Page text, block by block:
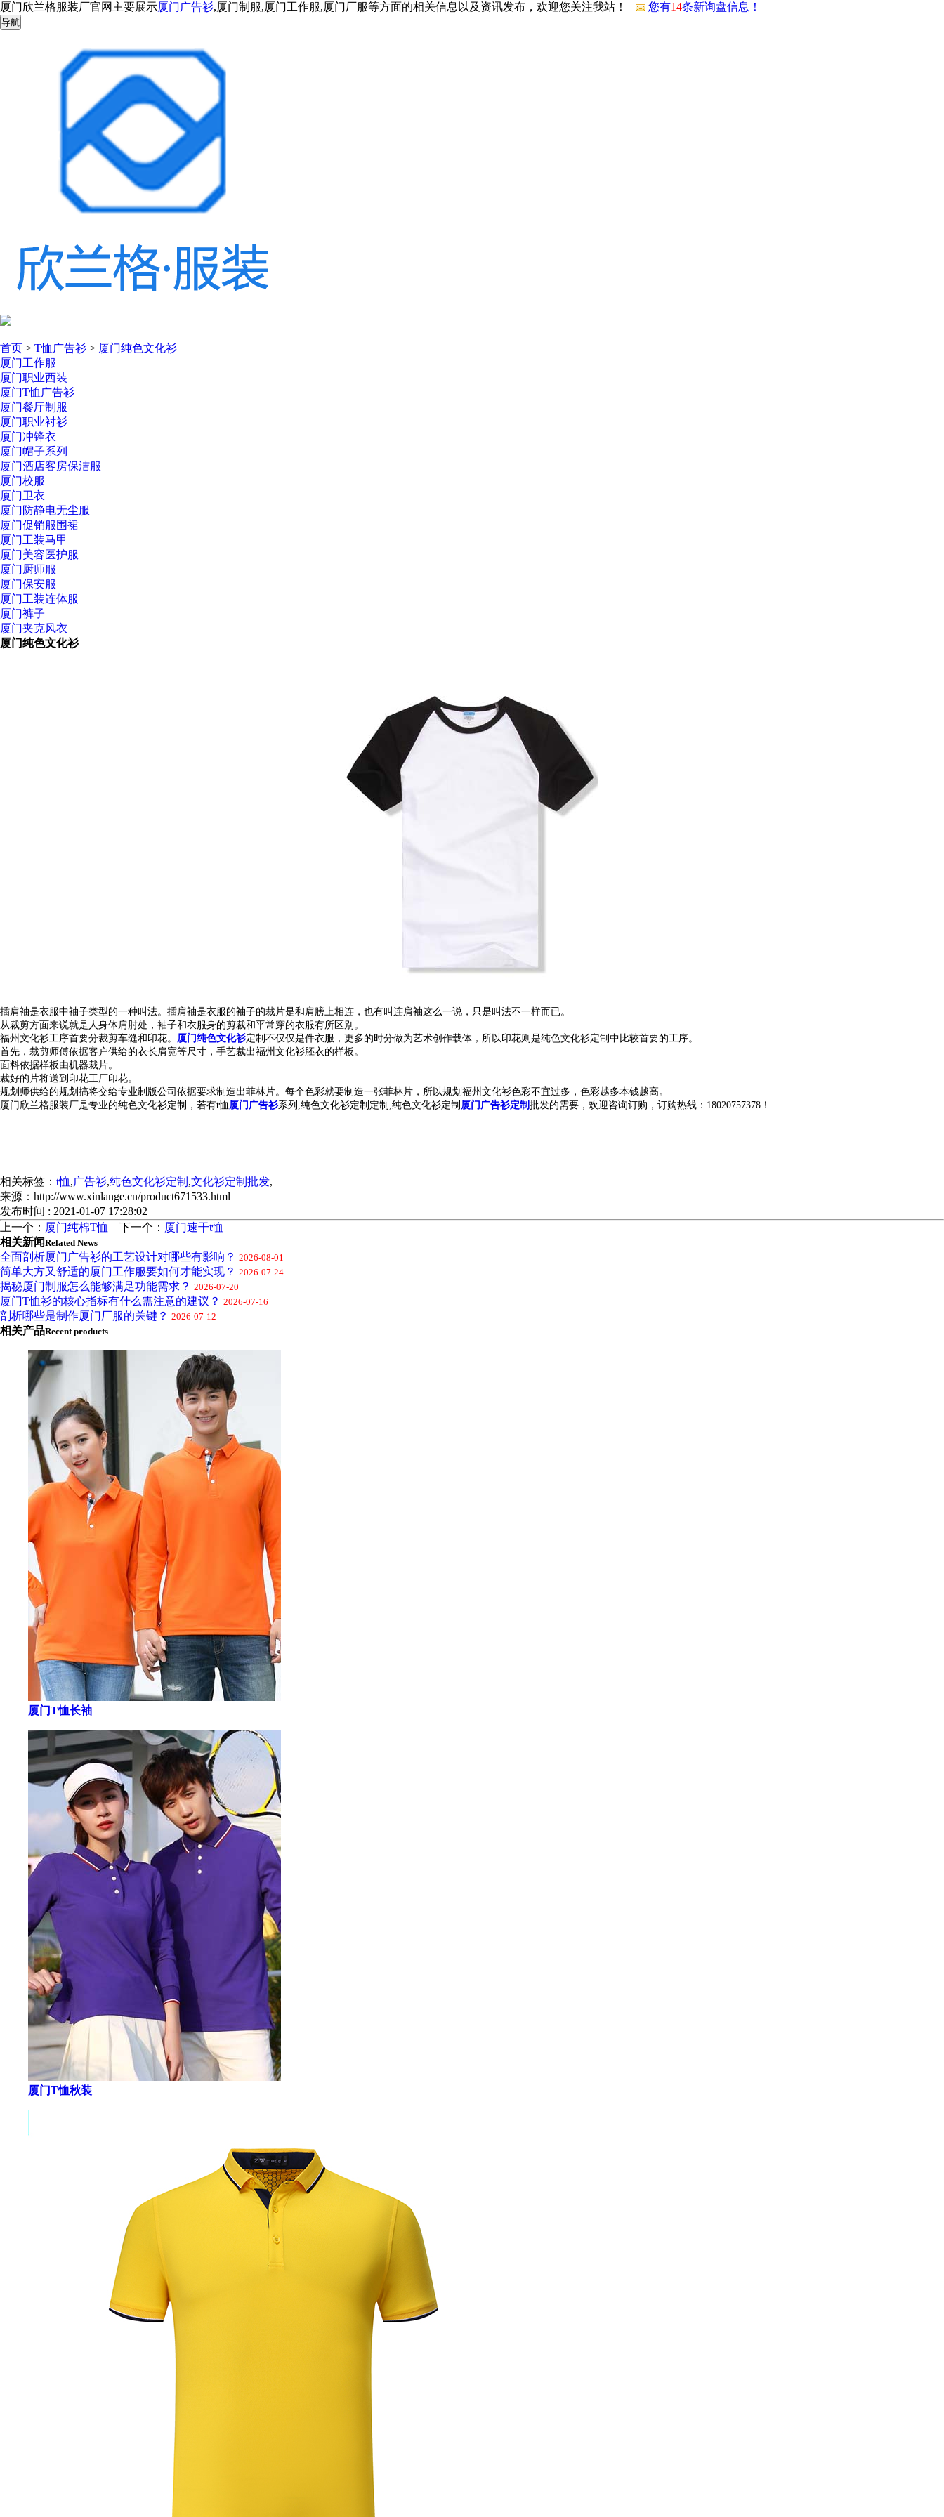
厦门欣兰格服装厂官网主要展示厦门广告衫,厦门制服,厦门工作服,厦门厂服等方面的相关信息以及资讯发布，欢迎您关注我站！ 您有14条新询盘信息！
导航
首页 > T恤广告衫 > 厦门纯色文化衫
厦门工作服
厦门职业西装
厦门T恤广告衫
厦门餐厅制服
厦门职业衬衫
厦门冲锋衣
厦门帽子系列
厦门酒店客房保洁服
厦门校服
厦门卫衣
厦门防静电无尘服
厦门促销服围裙
厦门工装马甲
厦门美容医护服
厦门厨师服
厦门保安服
厦门工装连体服
厦门裤子
厦门夹克风衣
厦门纯色文化衫
插肩袖是衣服中袖子类型的一种叫法。插肩袖是衣服的袖子的裁片是和肩膀上相连，也有叫连肩袖这么一说，只是叫法不一样而已。
从裁剪方面来说就是人身体肩肘处，袖子和衣服身的剪裁和平常穿的衣服有所区别。
福州文化衫工序首要分裁剪车缝和印花。 厦门纯色文化衫定制 不仅仅是件衣服，更多的时分做为艺术创作载体，所以印花则是纯色文化衫定制 中比较首要的工序。
首先，裁剪师傅依据客户供给的衣长肩宽等尺寸，手艺裁出福州 文化衫胚衣的样板。
面料依据样板由机器裁片。
裁好的片将送到印花工厂印花。
规划师供给的规划搞将交给专业制版公司依据要求制造出菲林片。每个色彩就要制造一张菲林片，所以规划 福州 文化衫色彩不宜过多，色彩越多本钱越高。
厦门欣兰格服装厂是专业的纯色文化衫定制 ，若有t恤 厦门广告衫系列,纯色文化衫定制 定制,纯色文化衫定制 厦门广告衫定制 批发的需要，欢迎咨询订购，订购热线：18020757378！
相关标签： t恤,广告衫,​纯色文化衫定制 ,​文化衫定制批发,
来源：http://www.xinlange.cn/product671533.html
发布时间 : 2021-01-07 17:28:02
上一个： 厦门纯棉T恤 下一个： 厦门速干t恤
相关新闻Related News
全面剖析厦门广告衫的工艺设计对哪些有影响？ 2026-08-01
简单大方又舒适的厦门工作服要如何才能实现？ 2026-07-24
揭秘厦门制服怎么能够满足功能需求？ 2026-07-20
厦门T恤衫的核心指标有什么需注意的建议？ 2026-07-16
剖析哪些是制作厦门厂服的关键？ 2026-07-12
相关产品Recent products
厦门T恤长袖
厦门T恤秋装